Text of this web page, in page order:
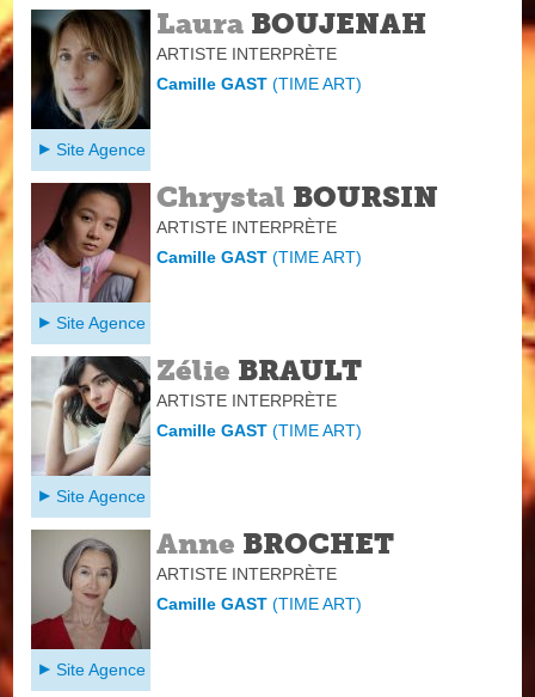
Laura BOUJENAH
ARTISTE INTERPRÈTE
Camille GAST(TIME ART)
Site Agence
Chrystal BOURSIN
ARTISTE INTERPRÈTE
Camille GAST(TIME ART)
Site Agence
Zélie BRAULT
ARTISTE INTERPRÈTE
Camille GAST(TIME ART)
Site Agence
Anne BROCHET
ARTISTE INTERPRÈTE
Camille GAST(TIME ART)
Site Agence